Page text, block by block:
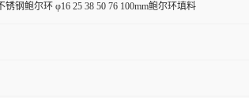
钢鲍尔环 φ16 25 38 50 76 100mm鲍尔环填料